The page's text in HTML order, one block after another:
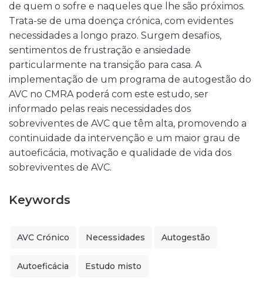
de quem o sofre e naqueles que lhe são próximos.
Trata-se de uma doença crónica, com evidentes
necessidades a longo prazo. Surgem desafios,
sentimentos de frustração e ansiedade
particularmente na transição para casa. A
implementação de um programa de autogestão do
AVC no CMRA poderá com este estudo, ser
informado pelas reais necessidades dos
sobreviventes de AVC que têm alta, promovendo a
continuidade da intervenção e um maior grau de
autoeficácia, motivação e qualidade de vida dos
sobreviventes de AVC.
Keywords
AVC Crónico Necessidades Autogestão
Autoeficácia Estudo misto